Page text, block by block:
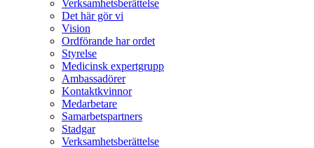
Verksamhetsberättelse
Det här gör vi
Vision
Ordförande har ordet
Styrelse
Medicinsk expertgrupp
Ambassadörer
Kontaktkvinnor
Medarbetare
Samarbetspartners
Stadgar
Verksamhetsberättelse